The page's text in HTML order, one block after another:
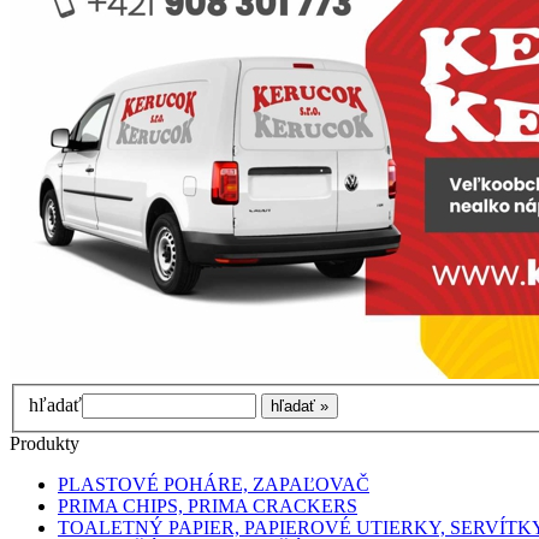
hľadať
Produkty
PLASTOVÉ POHÁRE, ZAPAĽOVAČ
PRIMA CHIPS, PRIMA CRACKERS
TOALETNÝ PAPIER, PAPIEROVÉ UTIERKY,